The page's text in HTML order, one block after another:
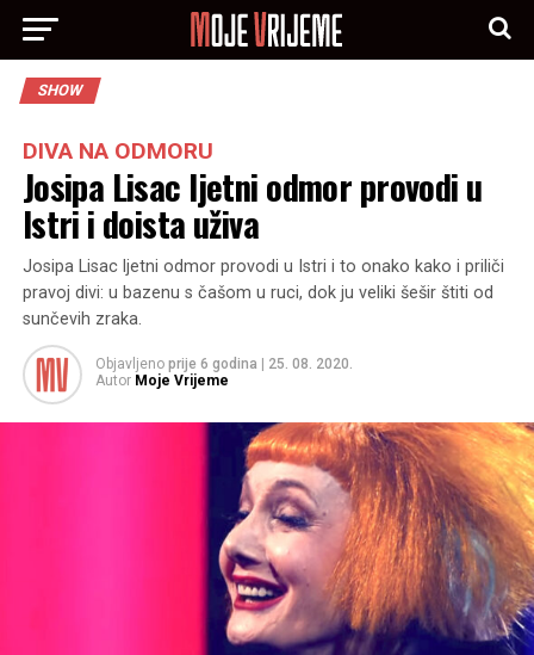
SHOW
DIVA NA ODMORU
Josipa Lisac ljetni odmor provodi u
Istri i doista uživa
Josipa Lisac ljetni odmor provodi u Istri i to onako kako i priliči
pravoj divi: u bazenu s čašom u ruci, dok ju veliki šešir štiti od
sunčevih zraka.
Objavljeno prije 6 godina
25. 08. 2020.
Autor Moje Vrijeme